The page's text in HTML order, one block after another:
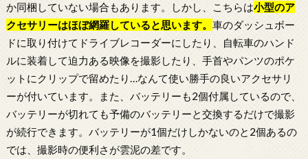
か同梱していない場合もあります。しかし、こちらは小型のア
クセサリーはほぼ網羅していると思います。 車のダッシュボー
ドに取り付けてドライブレコーダーにしたり、自転車のハンド
ルに装着して迫力ある映像を撮影したり、手首やパンツのポケ
ットにクリップで留めたり…なんて使い勝手の良いアクセサリ
ーが付いています。また、バッテリーも2個付属しているので、
バッテリーが切れても予備のバッテリーと交換するだけで撮影
が続行できます。バッテリーが1個だけしかないのと2個あるの
では、撮影時の便利さが雲泥の差です。